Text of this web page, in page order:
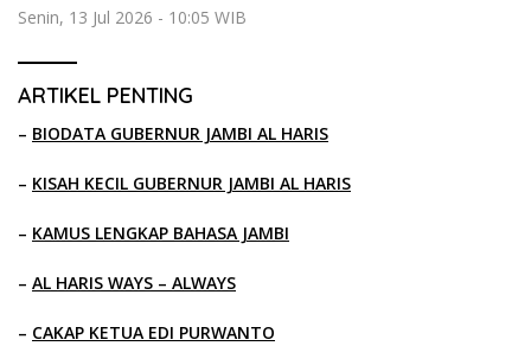
Senin, 13 Jul 2026 - 10:05 WIB
ARTIKEL PENTING
– BIODATA GUBERNUR JAMBI AL HARIS
– KISAH KECIL GUBERNUR JAMBI AL HARIS
– KAMUS LENGKAP BAHASA JAMBI
– AL HARIS WAYS – ALWAYS
– CAKAP KETUA EDI PURWANTO